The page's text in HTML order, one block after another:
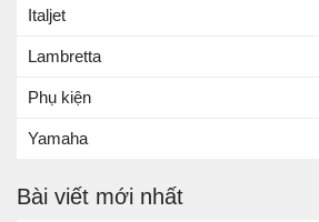
Italjet
Lambretta
Phụ kiện
Yamaha
Bài viết mới nhất